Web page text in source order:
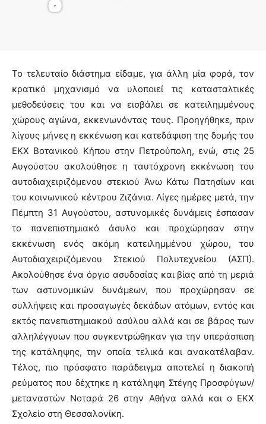
Το τελευταίο διάστημα είδαμε, για άλλη μία φορά, τον
κρατικό μηχανισμό να υλοποιεί τις κατασταλτικές
μεθοδεύσεις του και να εισβάλει σε κατειλημμένους
χώρους αγώνα, εκκενωνόντας τους. Προηγήθηκε, πριν
λίγους μήνες η εκκένωση και κατεδάφιση της δομής του
ΕΚΧ Βοτανικού Κήπου στην Πετρούπολη, ενώ, στις 25
Αυγούστου ακολούθησε η ταυτόχρονη εκκένωση του
αυτοδιαχειριζόμενου στεκιού Άνω Κάτω Πατησίων και
του κοινωνικού κέντρου Ζιζάνια. Λίγες ημέρες μετά, την
Πέμπτη 31 Αυγούστου, αστυνομικές δυνάμεις έσπασαν
το πανεπιστημιακό άσυλο και προχώρησαν στην
εκκένωση ενός ακόμη κατειλημμένου χώρου, του
Αυτοδιαχειριζόμενου Στεκιού Πολυτεχνείου (ΑΣΠ).
Ακολούθησε ένα όργιο ασυδοσίας και βίας από τη μεριά
των αστυνομικών δυνάμεων, που προχώρησαν σε
συλλήψεις και προσαγωγές δεκάδων ατόμων, εντός και
εκτός πανεπιστημιακού ασύλου αλλά και σε βάρος των
αλληλέγγυων που συγκεντρώθηκαν για την υπεράσπιση
της κατάληψης, την οποία τελικά και ανακατέλαβαν.
Τέλος, πιο πρόσφατο παράδειγμα αποτελεί η διακοπή
ρεύματος που δέχτηκε η κατάληψη Στέγης Προσφύγων/
μεταναστών Νοταρά 26 στην Αθήνα αλλά και ο ΕΚΧ
Σχολείο στη Θεσσαλονίκη.